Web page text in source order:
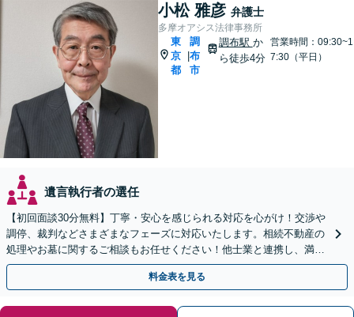
小松 雅彦 弁護士
多摩オアシス法律事務所
東
京
都
調
布
市
調布駅 か
ら徒歩4分
営業時間：09:30~1
7:30（平日）
遺言執行者の選任
【初回面談30分無料】丁寧・安心を感じられる対応を心がけ！交渉や
調停、裁判などさまざまなフェーズに対応いたします。相続不動産の
処理やお墓に関するご相談もお任せください！他士業と連携し、満足
度の高い相続の実現を目指します【弁護士歴40年以上】
料金表を見る